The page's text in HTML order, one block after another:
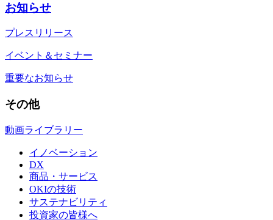
お知らせ
プレスリリース
イベント＆セミナー
重要なお知らせ
その他
動画ライブラリー
イノベーション
DX
商品・サービス
OKIの技術
サステナビリティ
投資家の皆様へ